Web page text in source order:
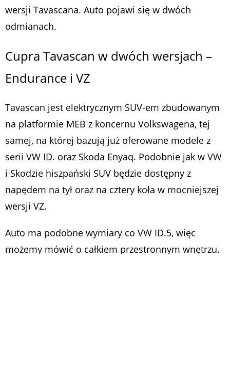
wersji Tavascana. Auto pojawi się w dwóch
odmianach.
Cupra Tavascan w dwóch wersjach –
Endurance i VZ
Tavascan jest elektrycznym SUV-em zbudowanym
na platformie MEB z koncernu Volkswagena, tej
samej, na której bazują już oferowane modele z
serii VW ID. oraz Skoda Enyaq. Podobnie jak w VW
i Skodzie hiszpański SUV będzie dostępny z
napędem na tył oraz na cztery koła w mocniejszej
wersji VZ.
Auto ma podobne wymiary co VW ID.5, więc
możemy mówić o całkiem przestronnym wnętrzu.